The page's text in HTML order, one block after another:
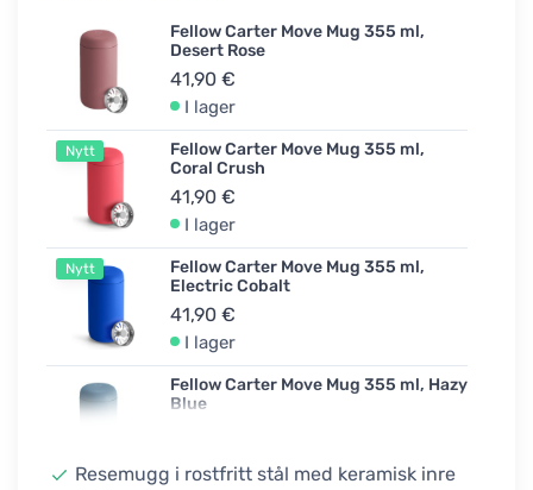
Fellow Carter Move Mug 355 ml,
Desert Rose
41,90 €
I lager
Nytt
Fellow Carter Move Mug 355 ml,
Coral Crush
41,90 €
I lager
Nytt
Fellow Carter Move Mug 355 ml,
Electric Cobalt
41,90 €
I lager
Fellow Carter Move Mug 355 ml, Hazy
Blue
Resemugg i rostfritt stål med keramisk inre